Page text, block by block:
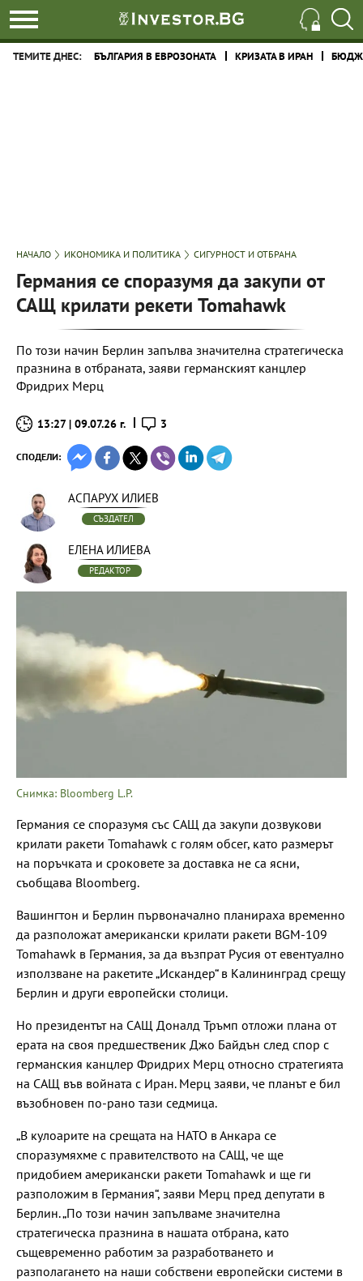
ТЕМИТЕ ДНЕС: БЪЛГАРИЯ В ЕВРОЗОНАТА КРИЗАТА В ИРАН
НАЧАЛО ИКОНОМИКА И ПОЛИТИКА СИГУРНОСТ И ОТБРАНА
Германия се споразумя да закупи от
САЩ крилати рекети Tomahawk
По този начин Берлин запълва значителна стратегическа
празнина в отбраната, заяви германският канцлер
Фридрих Мерц
13:27 | 09.07.26 г. 3
СПОДЕЛИ:
АСПАРУХ ИЛИЕВ
СЪЗДАТЕЛ
ЕЛЕНА ИЛИЕВА
РЕДАКТОР
Снимка: Bloomberg L.P.
Германия се споразумя със САЩ да закупи дозвукови
крилати ракети Tomahawk с голям обсег, като размерът
на поръчката и сроковете за доставка не са ясни,
съобщава Bloomberg.
Вашингтон и Берлин първоначално планираха временно
да разположат американски крилати ракети BGM-109
Tomahawk в Германия, за да възпрат Русия от евентуално
използване на ракетите „Искандер“ в Калининград срещу
Берлин и други европейски столици.
Но президентът на САЩ Доналд Тръмп отложи плана от
ерата на своя предшественик Джо Байдън след спор с
германския канцлер Фридрих Мерц относно стратегията
на САЩ във войната с Иран. Мерц заяви, че планът е бил
възобновен по-рано тази седмица.
„В кулоарите на срещата на НАТО в Анкара се
споразумяхме с правителството на САЩ, че ще
придобием американски ракети Tomahawk и ще ги
разположим в Германия“, заяви Мерц пред депутати в
Берлин. „По този начин запълваме значителна
стратегическа празнина в нашата отбрана, като
същевременно работим за разработването и
разполагането на наши собствени европейски системи в